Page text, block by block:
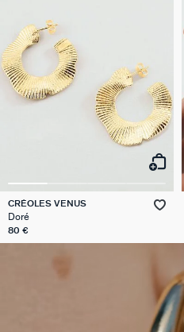
CRÉOLES VENUS
Doré
80 €